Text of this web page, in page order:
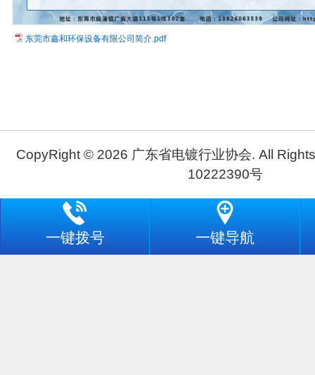
东莞市鑫和环保设备有限公司简介.pdf
CopyRight © 2026 广东省电镀行业协会. All
10222390号
一键拨号 一键导航